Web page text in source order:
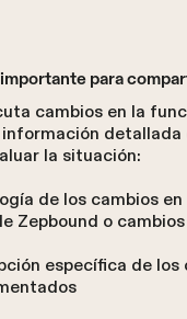
para
cambios en la
detallada
la situación:
de los cambios
Zepbound o
específica de los